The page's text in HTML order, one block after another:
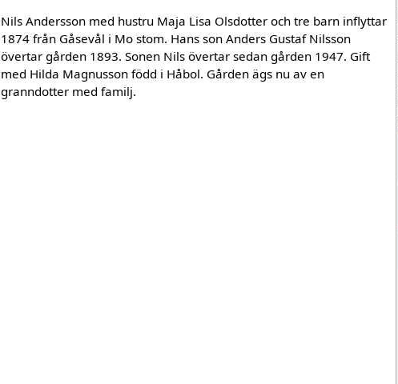
Nils Andersson med hustru Maja Lisa Olsdotter och tre barn inflyttar
1874 från Gåsevål i Mo stom. Hans son Anders Gustaf Nilsson
övertar gården 1893. Sonen Nils övertar sedan gården 1947. Gift
med Hilda Magnusson född i Håbol. Gården ägs nu av en
granndotter med familj.